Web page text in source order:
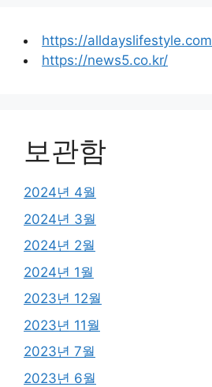
https://alldayslifestyle.com
https://news5.co.kr/
보관함
2024년 4월
2024년 3월
2024년 2월
2024년 1월
2023년 12월
2023년 11월
2023년 7월
2023년 6월